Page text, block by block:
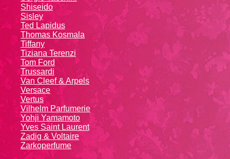
Shiseido
Sisley
Ted Lapidus
Thomas Kosmala
Tiffany
Tiziana Terenzi
Tom Ford
Trussardi
Van Cleef & Arpels
Versace
Vertus
Vilhelm Parfumerie
Yohji Yamamoto
Yvеs Sаint Lаurеnt
Zadig & Voltaire
Zarkoperfume